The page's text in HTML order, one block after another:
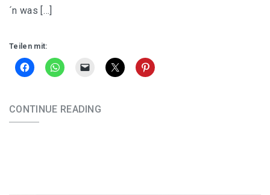
´n was […]
Teilen mit:
CONTINUE READING